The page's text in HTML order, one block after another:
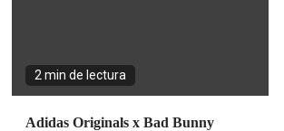
2 min de lectura
Adidas Originals x Bad Bunny